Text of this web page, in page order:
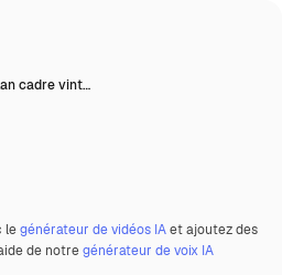
cadre vint…
legénérateur de vidéos IAet ajoutez des
de notregénérateur de voix IA